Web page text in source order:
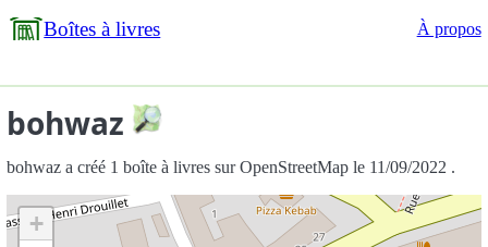
Boîtes à livres À propos
bohwaz
bohwaz a créé 1 boîte à livres sur OpenStreetMap le 11/09/2022 .
+